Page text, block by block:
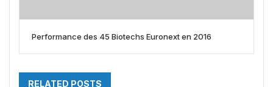
Performance des 45 Biotechs Euronext en 2016
RELATED POSTS